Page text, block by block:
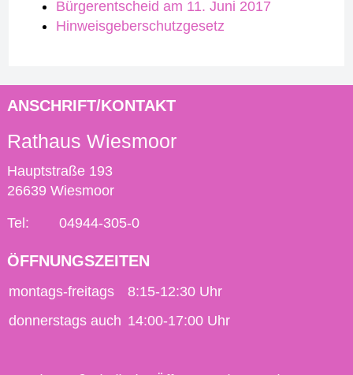
Bürgerentscheid am 11. Juni 2017
Hinweisgeberschutzgesetz
ANSCHRIFT/KONTAKT
Rathaus Wiesmoor
Hauptstraße 193
26639 Wiesmoor
Tel: 04944-305-0
ÖFFNUNGSZEITEN
montags-freitags
8:15-12:30 Uhr
donnerstags auch 14:00-17:00 Uhr